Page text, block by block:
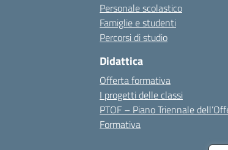
Personale scolastico
Famiglie e studenti
Percorsi di studio
Didattica
Offerta formativa
I progetti delle classi
PTOF – Piano Triennale
Formativa